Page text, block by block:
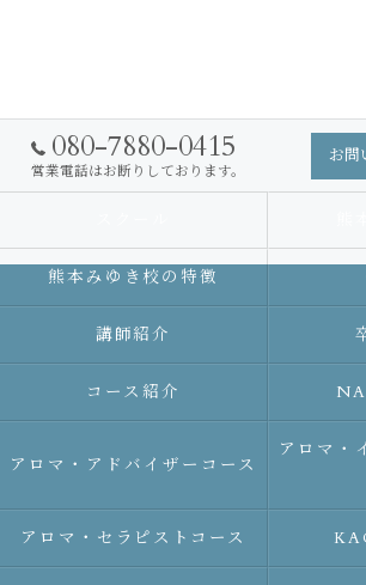
080-7880-0415
営業電話はお断りしております。
お問
熊本みゆき校の特徴
講師紹介
コース紹介
アロマ・アドバイザーコース
アロマ・
アロマ・セラピストコース